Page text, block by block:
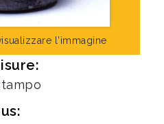
l'immagine